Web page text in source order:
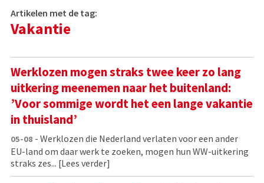
Artikelen met de tag:
Vakantie
Werklozen mogen straks twee keer zo lang
uitkering meenemen naar het buitenland:
’Voor sommige wordt het een lange vakantie
in thuisland’
05-08 - Werklozen die Nederland verlaten voor een ander
EU-land om daar werk te zoeken, mogen hun WW-uitkering
straks zes... [Lees verder]